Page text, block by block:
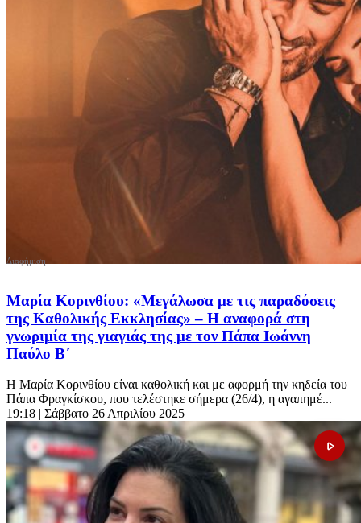
Μαρία Κορινθίου: «Μεγάλωσα με τις παραδόσεις
της Καθολικής Εκκλησίας» – Η αναφορά στη
γνωριμία της γιαγιάς της με τον Πάπα Ιωάννη
Παύλο Β΄
Η Μαρία Κορινθίου είναι καθολική και με αφορμή την κηδεία του
Πάπα Φραγκίσκου, που τελέστηκε σήμερα (26/4), η αγαπημέ...
19:18 | Σάββατο 26 Απριλίου 2025